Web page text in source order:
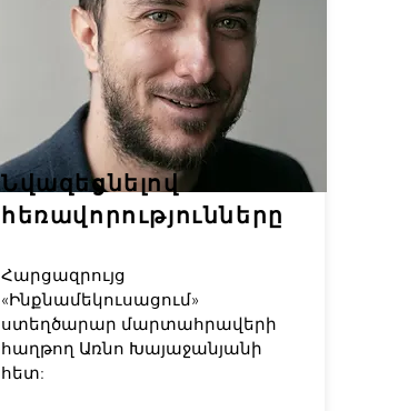
Նվազեցնելով
հեռավորությունները
Հարցազրույց
«Ինքնամեկուսացում»
ստեղծարար մարտահրավերի
հաղթող Առնո Խայաջանյանի
հետ: